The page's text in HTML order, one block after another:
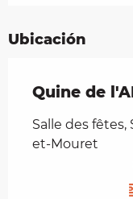
Ubicación
Quine de
Salle des fêtes,
et-Mouret